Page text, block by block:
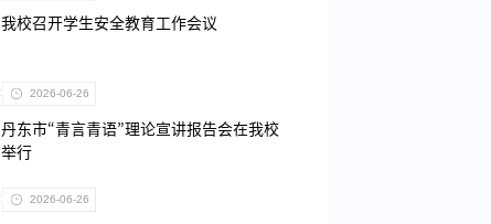
我校召开学生安全教育工作会议
2026-06-26
丹东市“青言青语”理论宣讲报告会在我校
举行
2026-06-26